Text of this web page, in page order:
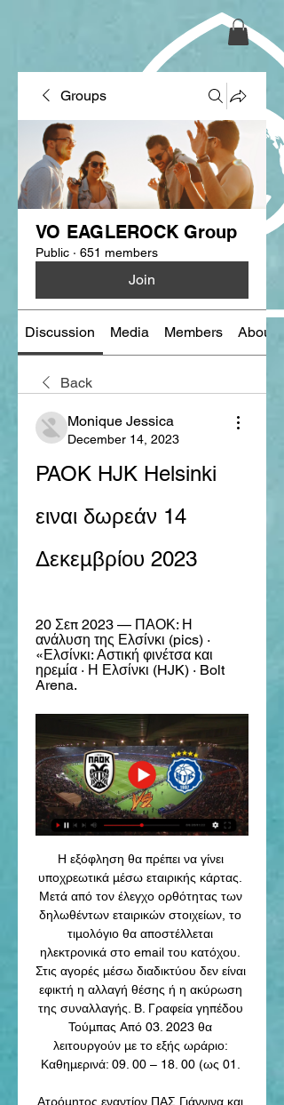
Groups
VO EAGLEROCK Group
Public · 651 members
Join
Discussion Media Members About
Back
Monique Jessica
December 14, 2023
PAOK HJK Helsinki
ειναι δωρεάν 14
Δεκεμβρίου 2023
20 Σεπ 2023 — ΠΑΟΚ: Η
ανάλυση της Ελσίνκι (pics) ·
«Ελσίνκι: Αστική φινέτσα και
ηρεμία · Η Ελσίνκι (HJK) · Bolt
Arena.
Η εξόφληση θα πρέπει να γίνει
υποχρεωτικά μέσω εταιρικής κάρτας.
Μετά από τον έλεγχο ορθότητας των
δηλωθέντων εταιρικών στοιχείων, το
τιμολόγιο θα αποστέλλεται
ηλεκτρονικά στο email του κατόχου.
Στις αγορές μέσω διαδικτύου δεν είναι
εφικτή η αλλαγή θέσης ή η ακύρωση
της συναλλαγής. Β. Γραφεία γηπέδου
Τούμπας Από 03. 2023 θα
λειτουργούν με το εξής ωράριο:
Καθημερινά: 09. 00 – 18. 00 (ως 01.
Ατρόμητος εναντίον ΠΑΣ Γιάννινα και